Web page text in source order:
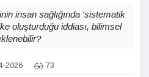
insan sağlığında 'sistematik
oluşturduğu iddiası, bilimsel
2026 73